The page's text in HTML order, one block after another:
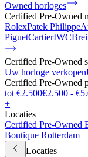
Owned horloges
Certified Pre-Owned
RolexPatek Philippe
PiguetCartierIWC
Certified Pre-Owned
Uw horloge verkopen
Certified Pre-Owned
tot €2.500€2.500 -
+
Locaties
Certified Pre-Owned
Boutique Rotterdam
Locaties